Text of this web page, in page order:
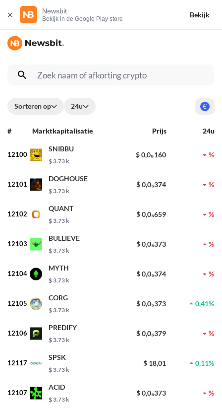
Newsbit
Bekijk in de Google Play store
Bekijk
Sorteren op 24u €
# Marktkapitalisatie Prijs 24u
12100
SNIBBU
$ 3.73 k
$ 0,0₈160 %
12101
DOGHOUSE
$ 3.73 k
$ 0,0₅374 %
12102
QUANT
$ 3.73 k
$ 0,0₅659 %
12103
BULLIEVE
$ 3.73 k
$ 0,0₅373 %
12104
MYTH
$ 3.73 k
$ 0,0₅374 %
12105
CORG
$ 3.73 k
$ 0,0₅373 0,41%
12106
PREDIFY
$ 3.73 k
$ 0,0₅379 %
12117
SPSK
$ 3.73 k
$ 18,01 0,11%
12107
ACID
$ 3.73 k
$ 0,0₅373 %